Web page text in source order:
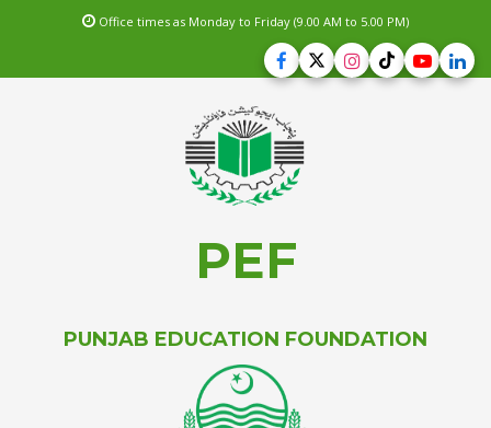
Office times as Monday to Friday (9.00 AM to 5.00 PM)
PEF
PUNJAB EDUCATION FOUNDATION